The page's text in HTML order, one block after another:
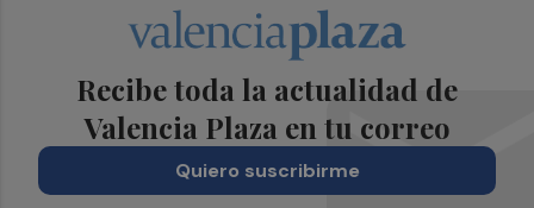
Recibe toda la actualidad de
Valencia Plaza en tu correo
Quiero suscribirme